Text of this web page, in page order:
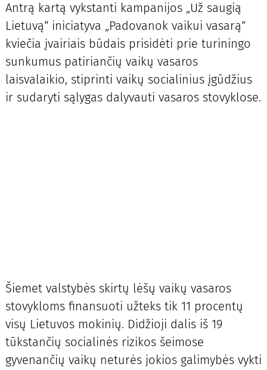
Antrą kartą vykstanti kampanijos „Už saugią
Lietuvą“ iniciatyva „Padovanok vaikui vasarą“
kviečia įvairiais būdais prisidėti prie turiningo
sunkumus patiriančių vaikų vasaros
laisvalaikio, stiprinti vaikų socialinius įgūdžius
ir sudaryti sąlygas dalyvauti vasaros stovyklose.
Šiemet valstybės skirtų lėšų vaikų vasaros
stovykloms finansuoti užteks tik 11 procentų
visų Lietuvos mokinių. Didžioji dalis iš 19
tūkstančių socialinės rizikos šeimose
gyvenančių vaikų neturės jokios galimybės vykti